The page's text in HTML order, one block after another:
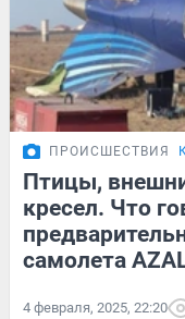
ПРОИСШЕСТВИЯ
Птицы,
кресел. Что
самолета
4 февраля, 2025, 22:20